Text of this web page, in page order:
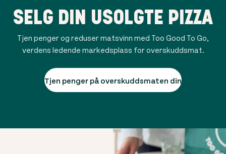
SELG DIN USOLGTE PIZZA
Tjen penger og reduser matsvinn med Too Good To Go,
verdens ledende markedsplass for overskuddsmat.
Tjen penger på overskuddsmaten din